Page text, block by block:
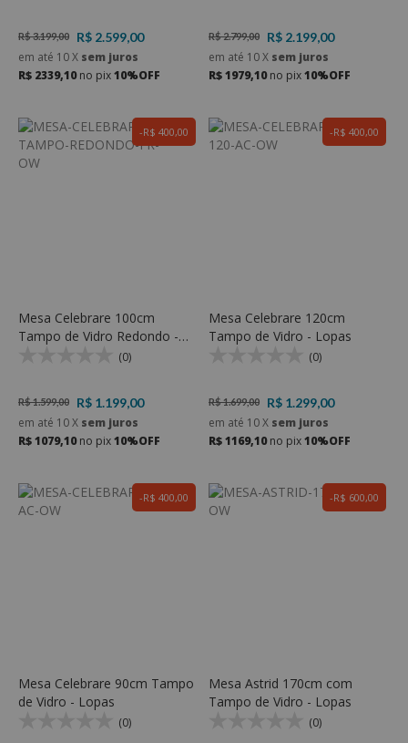
R$ 3.199,00
R$ 2.599,00
em até 10X sem juros
R$ 2339,10no pix10%OFF
R$ 2.799,00
R$ 2.199,00
em até 10X sem juros
R$ 1979,10no pix10%OFF
R$ 400,00
Mesa Celebrare 100cm
Tampo de Vidro Redondo -
(0)
R$ 1.599,00
R$ 1.199,00
em até 10X sem juros
R$ 1079,10no pix10%OFF
R$ 400,00
Mesa Celebrare 120cm
Tampo de Vidro - Lopas
(0)
R$ 1.699,00
R$ 1.299,00
em até 10X sem juros
R$ 1169,10no pix10%OFF
R$ 400,00
Mesa Celebrare 90cm Tampo
de Vidro - Lopas
(0)
R$ 600,00
Mesa Astrid 170cm com
Tampo de Vidro - Lopas
(0)